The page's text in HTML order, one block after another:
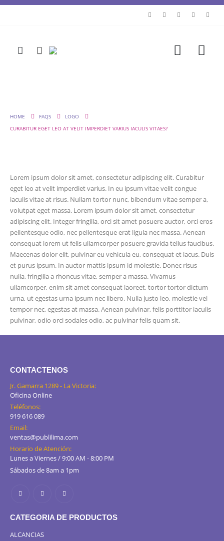
HOME FAQS
LOGO
CURABITUR EGET LEO AT VELIT IMPERDIET VARIUS IACULIS VITAES?
Lorem ipsum dolor sit amet, consectetur adipiscing elit. Curabitur
eget leo at velit imperdiet varius. In eu ipsum vitae velit congue
iaculis vitae at risus. Nullam tortor nunc, bibendum vitae semper a,
volutpat eget massa. Lorem ipsum dolor sit amet, consectetur
adipiscing elit. Integer fringilla, orci sit amet posuere auctor, orci eros
pellentesque odio, nec pellentesque erat ligula nec massa. Aenean
consequat lorem ut felis ullamcorper posuere gravida tellus faucibus.
Maecenas dolor elit, pulvinar eu vehicula eu, consequat et lacus. Duis
et purus ipsum. In auctor mattis ipsum id molestie. Donec risus
nulla, fringilla a rhoncus vitae, semper a massa. Vivamus
ullamcorper, enim sit amet consequat laoreet, tortor tortor dictum
urna, ut egestas urna ipsum nec libero. Nulla justo leo, molestie vel
tempor nec, egestas at massa. Aenean pulvinar, felis porttitor iaculis
pulvinar, odio orci sodales odio, ac pulvinar felis quam sit.
CONTACTENOS
Jr. Gamarra 1289 - La Victoria:
Oficina Online
Teléfonos:
919 616 089
Email:
ventas@publilima.com
Horario de Atención:
Lunes a Viernes / 9:00 AM - 8:00 PM
Sábados de 8am a 1pm
CATEGORIA DE PRODUCTOS
ALCANCIAS